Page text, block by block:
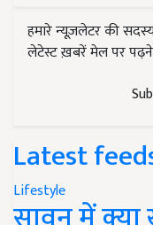
हमारे न्यूज़लेटर की
लेटेस्ट ख़बरें मेल पर
Latest
Lifestyle